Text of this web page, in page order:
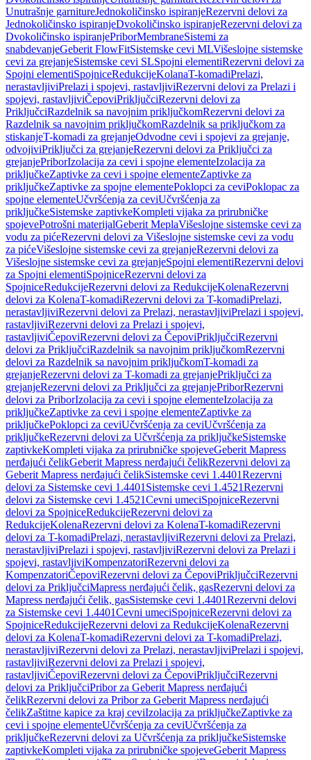
Unutrašnje garnitureJednokoličinsko ispiranjeRezervni delovi za
Jednokoličinsko ispiranjeDvokoličinsko ispiranjeRezervni delovi za
Dvokoličinsko ispiranjePriborMembraneSistemi za
snabdevanjeGeberit FlowFitSistemske cevi MLVišeslojne sistemske
cevi za grejanjeSistemske cevi SLSpojni elementiRezervni delovi za
Spojni elementiSpojniceRedukcijeKolanaT-komadiPrelazi,
nerastavljiviPrelazi i spojevi, rastavljiviRezervni delovi za Prelazi i
spojevi, rastavljiviČepoviPriključciRezervni delovi za
PriključciRazdelnik sa navojnim priključkomRezervni delovi za
Razdelnik sa navojnim priključkomRazdelnik sa priključkom za
stiskanjeT-komadi za grejanjeOdvodne cevi i spojevi za grejanje,
odvojiviPriključci za grejanjeRezervni delovi za Priključci za
grejanjePriborIzolacija za cevi i spojne elementeIzolacija za
priključkeZaptivke za cevi i spojne elementeZaptivke za
priključkeZaptivke za spojne elementePoklopci za ceviPoklopac za
spojne elementeUčvršćenja za ceviUčvršćenja za
priključkeSistemske zaptivkeKompleti vijaka za prirubničke
spojevePotrošni materijalGeberit MeplaVišeslojne sistemske cevi za
vodu za pićeRezervni delovi za Višeslojne sistemske cevi za vodu
za pićeVišeslojne sistemske cevi za grejanjeRezervni delovi za
Višeslojne sistemske cevi za grejanjeSpojni elementiRezervni delovi
za Spojni elementiSpojniceRezervni delovi za
SpojniceRedukcijeRezervni delovi za RedukcijeKolenaRezervni
delovi za KolenaT-komadiRezervni delovi za T-komadiPrelazi,
nerastavljiviRezervni delovi za Prelazi, nerastavljiviPrelazi i spojevi,
rastavljiviRezervni delovi za Prelazi i spojevi,
rastavljiviČepoviRezervni delovi za ČepoviPriključciRezervni
delovi za PriključciRazdelnik sa navojnim priključkomRezervni
delovi za Razdelnik sa navojnim priključkomT-komadi za
grejanjeRezervni delovi za T-komadi za grejanjePriključci za
grejanjeRezervni delovi za Priključci za grejanjePriborRezervni
delovi za PriborIzolacija za cevi i spojne elementeIzolacija za
priključkeZaptivke za cevi i spojne elementeZaptivke za
priključkePoklopci za ceviUčvršćenja za ceviUčvršćenja za
priključkeRezervni delovi za Učvršćenja za priključkeSistemske
zaptivkeKompleti vijaka za prirubničke spojeveGeberit Mapress
nerđajući čelikGeberit Mapress nerđajući čelikRezervni delovi za
Geberit Mapress nerđajući čelikSistemske cevi 1.4401Rezervni
delovi za Sistemske cevi 1.4401 Sistemske cevi 1.4521Rezervni
delovi za Sistemske cevi 1.4521Cevni umeciSpojniceRezervni
delovi za SpojniceRedukcijeRezervni delovi za
RedukcijeKolenaRezervni delovi za KolenaT-komadiRezervni
delovi za T-komadiPrelazi, nerastavljiviRezervni delovi za Prelazi,
nerastavljiviPrelazi i spojevi, rastavljiviRezervni delovi za Prelazi i
spojevi, rastavljiviKompenzatoriRezervni delovi za
KompenzatoriČepoviRezervni delovi za ČepoviPriključciRezervni
delovi za PriključciMapress nerđajući čelik, gasRezervni delovi za
Mapress nerđajući čelik, gasSistemske cevi 1.4401Rezervni delovi
za Sistemske cevi 1.4401Cevni umeciSpojniceRezervni delovi za
SpojniceRedukcijeRezervni delovi za RedukcijeKolenaRezervni
delovi za KolenaT-komadiRezervni delovi za T-komadiPrelazi,
nerastavljiviRezervni delovi za Prelazi, nerastavljiviPrelazi i spojevi,
rastavljiviRezervni delovi za Prelazi i spojevi,
rastavljiviČepoviRezervni delovi za ČepoviPriključciRezervni
delovi za PriključciPribor za Geberit Mapress nerđajući
čelikRezervni delovi za Pribor za Geberit Mapress nerđajući
čelikZaštitne kapice za kraj ceviIzolacija za priključkeZaptivke za
cevi i spojne elementeUčvršćenja za ceviUčvršćenja za
priključkeRezervni delovi za Učvršćenja za priključkeSistemske
zaptivkeKompleti vijaka za prirubničke spojeveGeberit Mapress